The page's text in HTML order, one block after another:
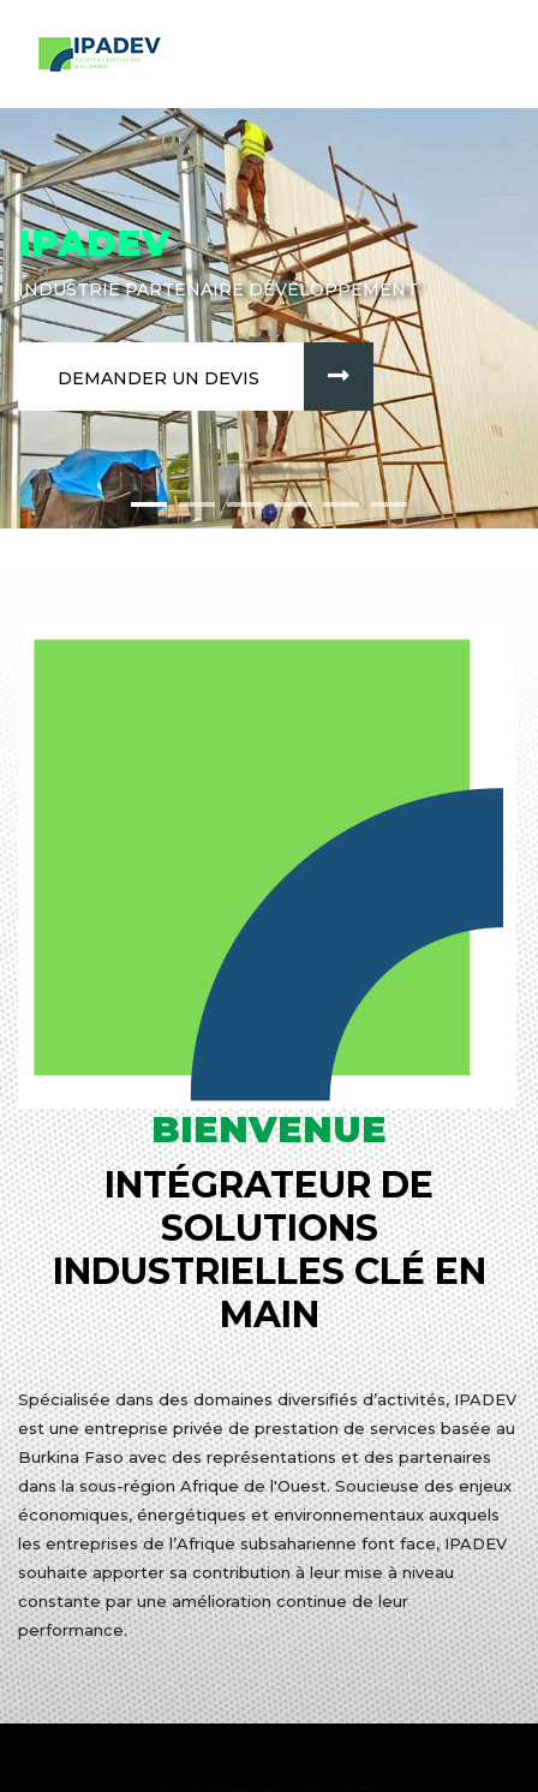
IPADEV
INDUSTRIE PARTENAIRE DÉVELOPPEMENT
DEMANDER UN DEVIS
BIENVENUE
INTÉGRATEUR DE
SOLUTIONS
INDUSTRIELLES CLÉ EN
MAIN
Spécialisée dans des domaines diversifiés d’activités, IPADEV
est une entreprise privée de prestation de services basée au
Burkina Faso avec des représentations et des partenaires
dans la sous-région Afrique de l'Ouest. Soucieuse des enjeux
économiques, énergétiques et environnementaux auxquels
les entreprises de l’Afrique subsaharienne font face, IPADEV
souhaite apporter sa contribution à leur mise à niveau
constante par une amélioration continue de leur
performance.